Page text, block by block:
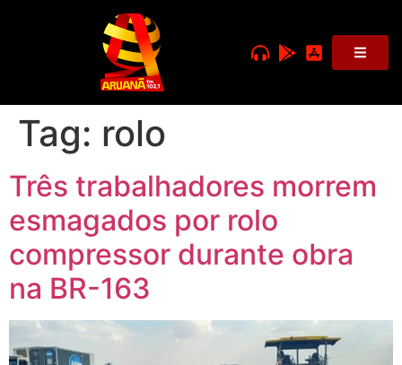
Tag: rolo
Três trabalhadores morrem
esmagados por rolo
compressor durante obra
na BR-163